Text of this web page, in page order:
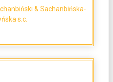
& Sachanbińska-
s.c.